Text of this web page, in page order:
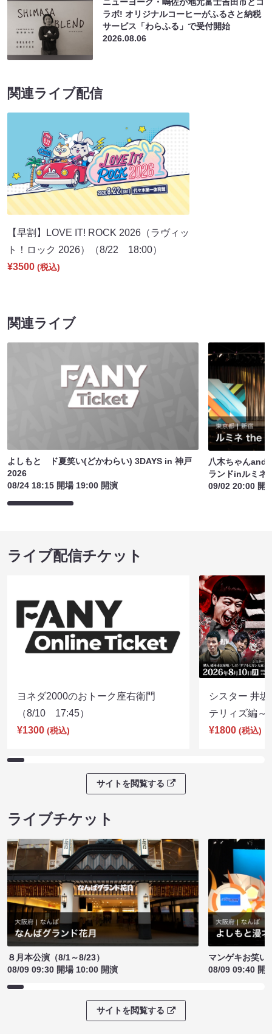
ラボ! オリジナルコーヒーがふるさと納税
サービス「わらふる」で受付開始
2026.08.06
関連ライブ配信
【早割】LOVE IT! ROCK 2026（ラヴィッ
ト！ロック 2026）（8/22 18:00）
¥3500 (税込)
関連ライブ
よしもと ド夏笑い(どかわらい) 3DAYS in 神戸
2026
08/24 18:15 開場 19:00 開演
八木ちゃんand
ランドinルミネ
09/02 20:00 開
ライブ配信チケット
ヨネダ2000のおトーク座右衛門
（8/10 17:45）
¥1300 (税込)
シスター 井
テリィズ編
¥1800 (税込)
サイトを閲覧する
ライブチケット
８月本公演（8/1～8/23）
08/09 09:30 開場 10:00 開演
マンゲキお笑い
08/09 09:40 開
サイトを閲覧する